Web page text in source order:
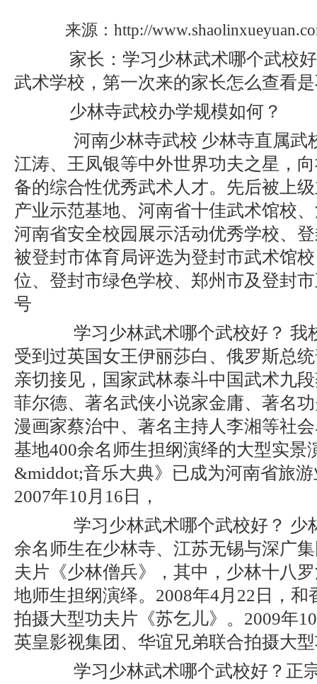
来源：http://
家长：学习少林武术哪个武校好
武术学校，第一次来的家长怎么查看
少林寺武校办学规模如何？
河南少林寺武校 少林寺直属武
江涛、王凤银等中外世界功夫之星，
备的综合性优秀武术人才。先后被上
产业示范基地、河南省十佳武术馆校
河南省安全校园展示活动优秀学校、
被登封市体育局评选为登封市武术馆
位、登封市绿色学校、郑州市及登封
号
学习少林武术哪个武校好？ 我
受到过英国女王伊丽莎白、俄罗斯总
亲切接见，国家武林泰斗中国武术九
菲尔德、著名武侠小说家金庸、著名
漫画家蔡治中、著名主持人李湘等社
基地400余名师生担纲演绎的大型实景
&middot;音乐大典》已成为河南省旅
2007年10月16日，
学习少林武术哪个武校好？ 少
余名师生在少林寺、江苏无锡与深广
夫片《少林僧兵》，其中，少林十八
地师生担纲演绎。2008年4月22日，
拍摄大型功夫片《苏乞儿》。2009年
英皇影视集团、华谊兄弟联合拍摄大
学习少林武术哪个武校好？正宗